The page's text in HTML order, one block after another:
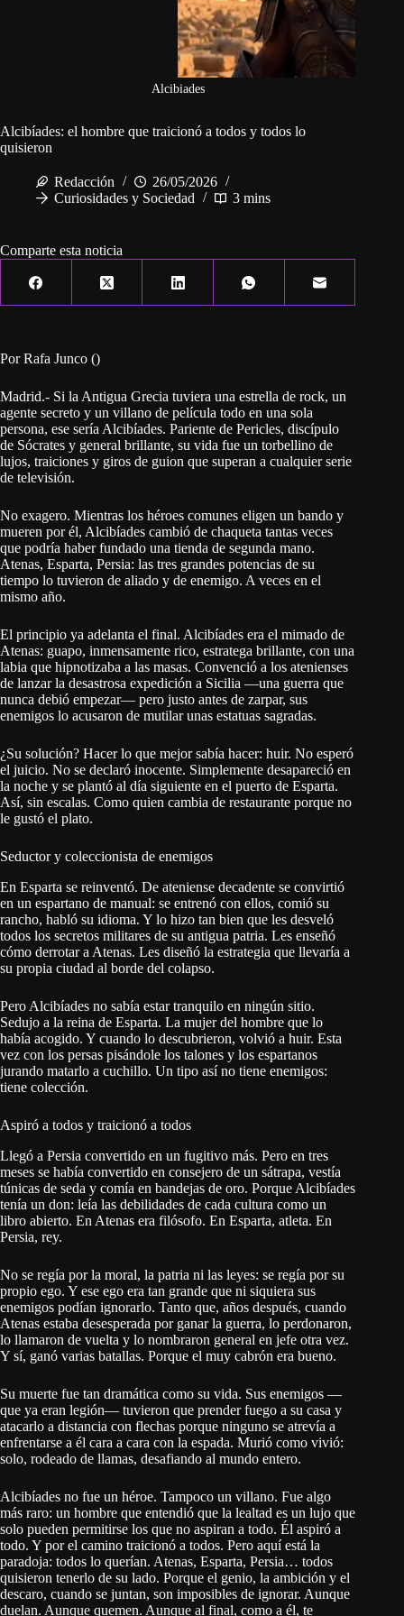
Alcibiades
Alcibíades: el hombre que traicionó a todos y todos lo
quisieron
Redacción
26/05/2026
Curiosidades y Sociedad
3 mins
Comparte esta noticia
Por Rafa Junco ()
Madrid.- Si la Antigua Grecia tuviera una estrella de rock, un
agente secreto y un villano de película todo en una sola
persona, ese sería Alcibíades. Pariente de Pericles, discípulo
de Sócrates y general brillante, su vida fue un torbellino de
lujos, traiciones y giros de guion que superan a cualquier serie
de televisión.
No exagero. Mientras los héroes comunes eligen un bando y
mueren por él, Alcibíades cambió de chaqueta tantas veces
que podría haber fundado una tienda de segunda mano.
Atenas, Esparta, Persia: las tres grandes potencias de su
tiempo lo tuvieron de aliado y de enemigo. A veces en el
mismo año.
El principio ya adelanta el final. Alcibíades era el mimado de
Atenas: guapo, inmensamente rico, estratega brillante, con una
labia que hipnotizaba a las masas. Convenció a los atenienses
de lanzar la desastrosa expedición a Sicilia —una guerra que
nunca debió empezar— pero justo antes de zarpar, sus
enemigos lo acusaron de mutilar unas estatuas sagradas.
¿Su solución? Hacer lo que mejor sabía hacer: huir. No esperó
el juicio. No se declaró inocente. Simplemente desapareció en
la noche y se plantó al día siguiente en el puerto de Esparta.
Así, sin escalas. Como quien cambia de restaurante porque no
le gustó el plato.
Seductor y coleccionista de enemigos
En Esparta se reinventó. De ateniense decadente se convirtió
en un espartano de manual: se entrenó con ellos, comió su
rancho, habló su idioma. Y lo hizo tan bien que les desveló
todos los secretos militares de su antigua patria. Les enseñó
cómo derrotar a Atenas. Les diseñó la estrategia que llevaría a
su propia ciudad al borde del colapso.
Pero Alcibíades no sabía estar tranquilo en ningún sitio.
Sedujo a la reina de Esparta. La mujer del hombre que lo
había acogido. Y cuando lo descubrieron, volvió a huir. Esta
vez con los persas pisándole los talones y los espartanos
jurando matarlo a cuchillo. Un tipo así no tiene enemigos:
tiene colección.
Aspiró a todos y traicionó a todos
Llegó a Persia convertido en un fugitivo más. Pero en tres
meses se había convertido en consejero de un sátrapa, vestía
túnicas de seda y comía en bandejas de oro. Porque Alcibíades
tenía un don: leía las debilidades de cada cultura como un
libro abierto. En Atenas era filósofo. En Esparta, atleta. En
Persia, rey.
No se regía por la moral, la patria ni las leyes: se regía por su
propio ego. Y ese ego era tan grande que ni siquiera sus
enemigos podían ignorarlo. Tanto que, años después, cuando
Atenas estaba desesperada por ganar la guerra, lo perdonaron,
lo llamaron de vuelta y lo nombraron general en jefe otra vez.
Y sí, ganó varias batallas. Porque el muy cabrón era bueno.
Su muerte fue tan dramática como su vida. Sus enemigos —
que ya eran legión— tuvieron que prender fuego a su casa y
atacarlo a distancia con flechas porque ninguno se atrevía a
enfrentarse a él cara a cara con la espada. Murió como vivió:
solo, rodeado de llamas, desafiando al mundo entero.
Alcibíades no fue un héroe. Tampoco un villano. Fue algo
más raro: un hombre que entendió que la lealtad es un lujo que
solo pueden permitirse los que no aspiran a todo. Él aspiró a
todo. Y por el camino traicionó a todos. Pero aquí está la
paradoja: todos lo querían. Atenas, Esparta, Persia… todos
quisieron tenerlo de su lado. Porque el genio, la ambición y el
descaro, cuando se juntan, son imposibles de ignorar. Aunque
duelan. Aunque quemen. Aunque al final, como a él, te